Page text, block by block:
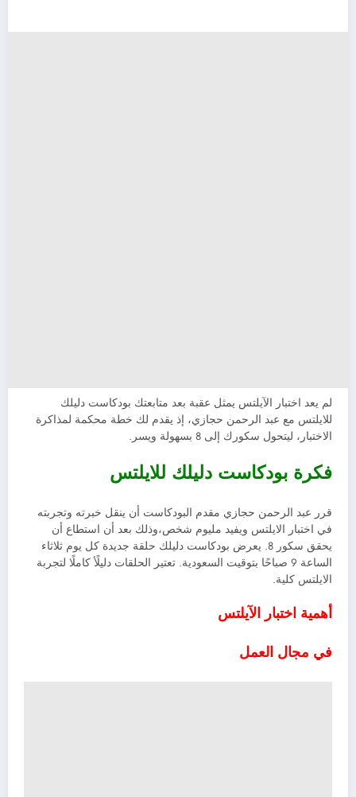
لم يعد اختبار الآيلتس يمثل عقبة بعد متابعتك بودكاست دليلك
للايلتس مع عبد الرحمن حجازي، إذ يقدم لك خطة محكمة لمذاكرة
الاختبار، ليتحول سكورك إلى 8 بسهولة ويسر.
فكرة بودكاست دليلك للايلتس
قرر عبد الرحمن حجازي مقدم البودكاست أن ينقل خبرته وتجربته
في اختبار الايلتس ويفيد مليوم شخص،وذلك بعد أن استطاع أن
يحقق سكور 8. يعرض بودكاست دليلك حلقة جديدة كل يوم ثلاثاء
الساعة 9 صباحًا بتوقيت السعودية. تعتير الحلقات دليلًأ كاملًا لتجربة
الايلتس كلية.
أهمية اختبار الآيلتس
في مجال العمل